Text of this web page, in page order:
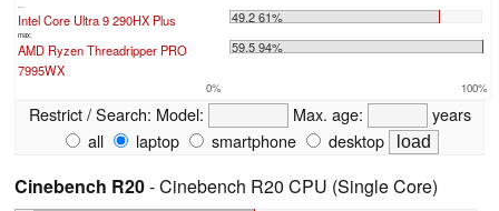
Intel Core Ultra 9 290HX Plus 49.2 61%
max:
AMD Ryzen Threadripper PRO
7995WX
59.5 94%
0% 100%
Restrict / Search: Model: Max. age:
years
all
laptop smartphone desktop
Cinebench R20- Cinebench R20 CPU (Single Core)